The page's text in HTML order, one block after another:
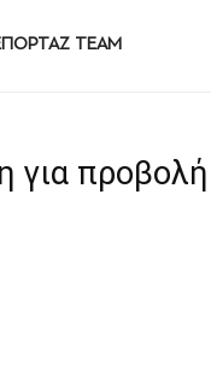
TEAM
για προβολή